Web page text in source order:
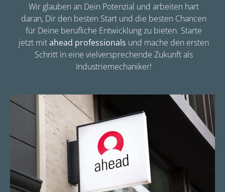
Wir glauben an Dein Potenzial und arbeiten hart
daran, Dir den besten Start und die besten Chancen
für Deine berufliche Entwicklung zu bieten. Starte
jetzt mitahead professionals und mache den ersten
Schritt in eine vielversprechende Zukunft als
Industriemechaniker!